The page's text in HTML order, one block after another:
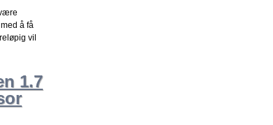
å få
vil
1.7